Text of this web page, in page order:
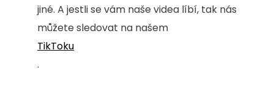
jiné. A jestli se vám naše videa líbí, tak nás
můžete sledovat na našem
TikToku
.